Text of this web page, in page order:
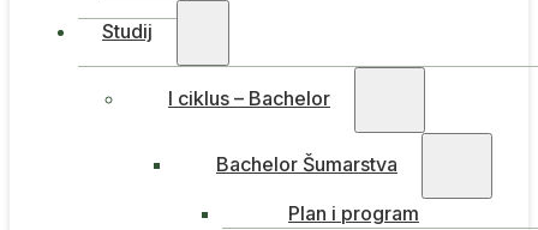
Studij
I ciklus – Bachelor
Bachelor Šumarstva
Plan i program